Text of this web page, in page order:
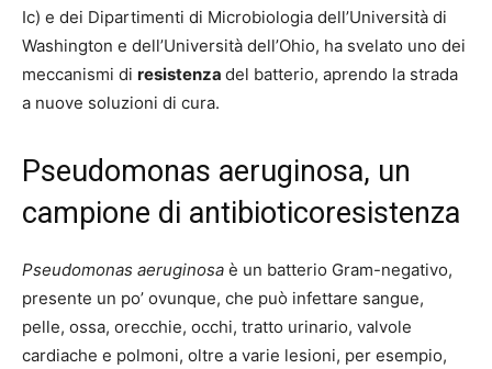
Ic) e dei Dipartimenti di Microbiologia dell’Università di
Washington e dell’Università dell’Ohio, ha svelato uno dei
meccanismi di resistenza del batterio, aprendo la strada
a nuove soluzioni di cura.
Pseudomonas aeruginosa, un
campione di antibioticoresistenza
Pseudomonas aeruginosa è un batterio Gram-negativo,
presente un po’ ovunque, che può infettare sangue,
pelle, ossa, orecchie, occhi, tratto urinario, valvole
cardiache e polmoni, oltre a varie lesioni, per esempio,